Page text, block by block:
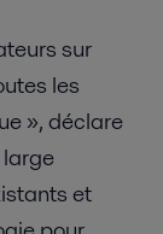
sur
les
», déclare
et